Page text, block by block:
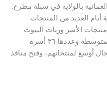
بالولاية في سبلة مطرح.
العديد من المنتجات
الأسر وربات البيوت
وصاحبات المؤسسات الصغيرة والمتوسطة وعددها ٣٦ أسرة
أوسع لمنتجاتهم، وفتح منافذ